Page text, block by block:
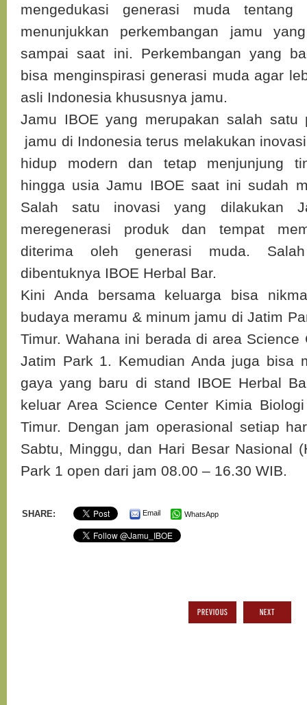
mengedukasi generasi muda
menunjukkan perkembangan jamu
sampai saat ini. Perkembangan yang
bisa menginspirasi generasi muda agar
asli Indonesia khususnya jamu.
Jamu IBOE yang merupakan salah satu
jamu di Indonesia terus melakukan
hidup modern dan tetap menjunjung
hingga usia Jamu IBOE saat ini sudah
Salah satu inovasi yang dilakukan
meregenerasi produk dan tempat
diterima oleh generasi muda.
dibentuknya IBOE Herbal Bar.
Kini Anda bersama keluarga bisa
budaya meramu & minum jamu di Jatim
Timur. Wahana ini berada di area Science
Jatim Park 1. Kemudian Anda juga bisa
gaya yang baru di stand IBOE Herbal
keluar Area Science Center Kimia
Timur. Dengan jam operasional setiap
Sabtu, Minggu, dan Hari Besar Nasional
Park 1 open dari jam 08.00 – 16.30 WIB.
SHARE: Email WhatsApp
PREVIOUS NEXT